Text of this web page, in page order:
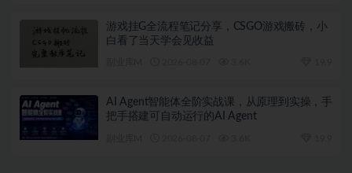
游戏挂G全流程笔记分享，CSGO游戏搬砖，小
白看了当天学会见收益
AI Agent智能体全阶实战课，从原理到实操，手
把手搭建可自动运行的AI Agent